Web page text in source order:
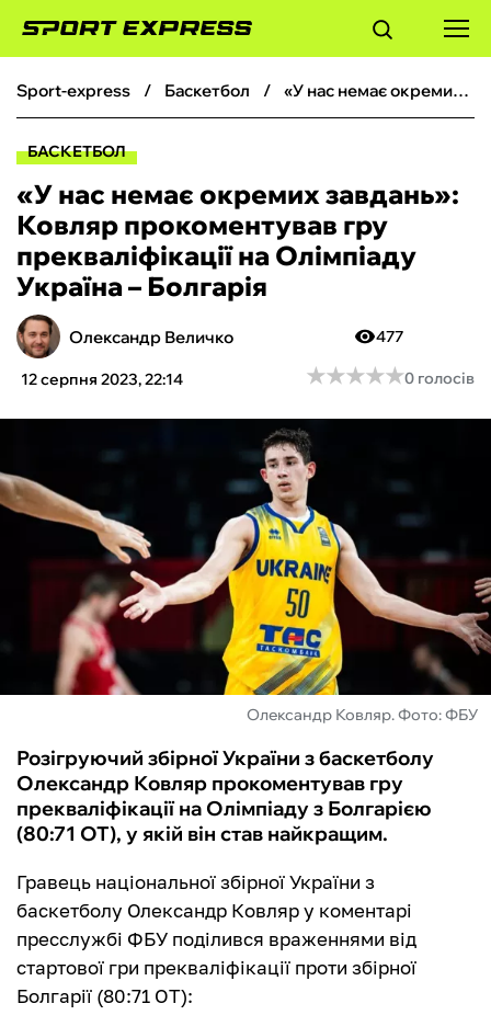
ФУТБОЛ
БОКС
ХОКЕЙ
ТЕНІС
КІБЕРСПОРТ
ЧС-2026
ФУТЗАЛ
БУКМЕКЕРИ
sport-express баскетбол «У нас немає окремих завдань»: Ковляр прокоментував гру прекваліфікації на Олімпіаду Україна – Болгарія
БАСКЕТБОЛ
«У нас немає окремих завдань»:
Ковляр прокоментував гру
прекваліфікації на Олімпіаду
Україна – Болгарія
Олександр Величко
12 серпня 2023, 22:14
477
★★★★★
★★★★★0 голосів
Олександр Ковляр. Фото: ФБУ
Розігруючий збірної України з баскетболу
Олександр Ковляр прокоментував гру
прекваліфікації на Олімпіаду з Болгарією
(80:71 ОТ), у якій він став найкращим.
Гравець національної збірної України з
баскетболу Олександр Ковляр у коментарі
пресслужбі ФБУ поділився враженнями від
стартової гри прекваліфікації проти збірної
Болгарії (80:71 ОТ):